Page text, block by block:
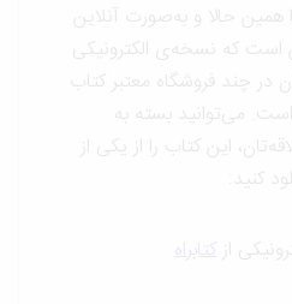
و به‌صورت آنلاین
که نسخه‌ی الکترونیکی
چند فروشگاه معتبر کتاب
بسته به
این کتاب را از یکی از
از کتابراه